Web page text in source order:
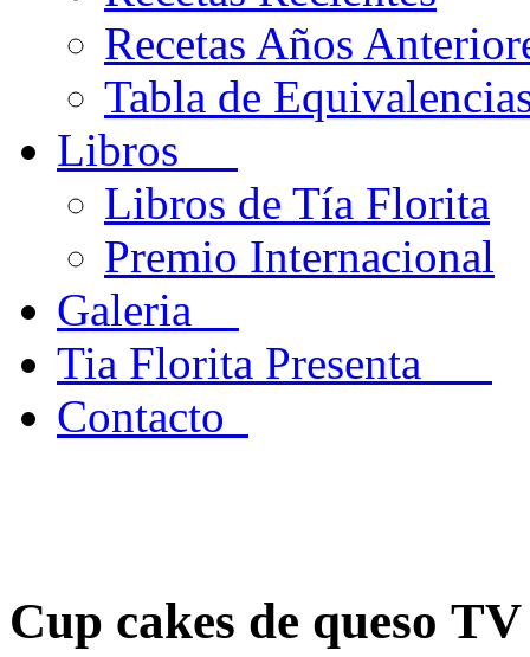
Recetas Años
Tabla de
Libros
Libros de Tía Florita
Premio Internacional
Galeria
Tia Florita Presenta
Contacto
Cup cakes de queso TV